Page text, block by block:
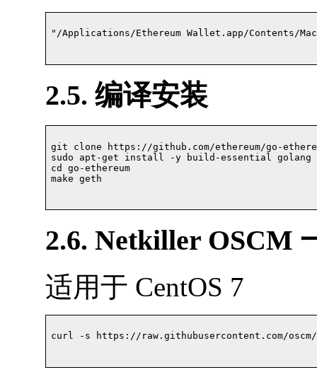
"/Applications/Ethereum Wallet.app/Contents/
2.5. 编译安装
git clone https://github.com/ethereum/go-
sudo apt-get install -y build-essential golang
cd go-ethereum
make geth
2.6. Netkiller OSCM
适用于 CentOS 7
curl -s https://raw.githubusercontent.com/